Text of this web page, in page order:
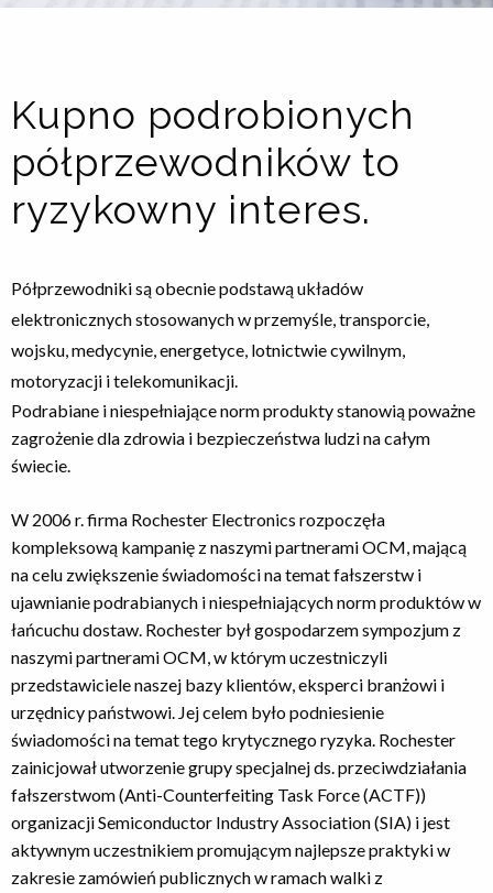
Kupno podrobionych
półprzewodników to
ryzykowny interes.
Półprzewodniki są obecnie podstawą układów
elektronicznych stosowanych w przemyśle, transporcie,
wojsku, medycynie, energetyce, lotnictwie cywilnym,
motoryzacji i telekomunikacji.
Podrabiane i niespełniające norm produkty stanowią poważne
zagrożenie dla zdrowia i bezpieczeństwa ludzi na całym
świecie.
W 2006 r. firma Rochester Electronics rozpoczęła
kompleksową kampanię z naszymi partnerami OCM, mającą
na celu zwiększenie świadomości na temat fałszerstw i
ujawnianie podrabianych i niespełniających norm produktów w
łańcuchu dostaw. Rochester był gospodarzem sympozjum z
naszymi partnerami OCM, w którym uczestniczyli
przedstawiciele naszej bazy klientów, eksperci branżowi i
urzędnicy państwowi. Jej celem było podniesienie
świadomości na temat tego krytycznego ryzyka. Rochester
zainicjował utworzenie grupy specjalnej ds. przeciwdziałania
fałszerstwom (Anti-Counterfeiting Task Force (ACTF))
organizacji Semiconductor Industry Association (SIA) i jest
aktywnym uczestnikiem promującym najlepsze praktyki w
zakresie zamówień publicznych w ramach walki z